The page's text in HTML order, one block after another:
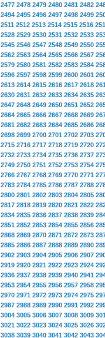
2477 2478 2479 2480 2481 2482
2494 2495 2496 2497 2498 2499
2511 2512 2513 2514 2515 2516
2528 2529 2530 2531 2532 2533
2545 2546 2547 2548 2549 2550
2562 2563 2564 2565 2566 2567
2579 2580 2581 2582 2583 2584
2596 2597 2598 2599 2600 2601
2613 2614 2615 2616 2617 2618
2630 2631 2632 2633 2634 2635
2647 2648 2649 2650 2651 2652
2664 2665 2666 2667 2668 2669
2681 2682 2683 2684 2685 2686
2698 2699 2700 2701 2702 2703
2715 2716 2717 2718 2719 2720
2732 2733 2734 2735 2736 2737
2749 2750 2751 2752 2753 2754
2766 2767 2768 2769 2770 2771
2783 2784 2785 2786 2787 2788
2800 2801 2802 2803 2804 2805
2817 2818 2819 2820 2821 2822
2834 2835 2836 2837 2838 2839
2851 2852 2853 2854 2855 2856
2868 2869 2870 2871 2872 2873
2885 2886 2887 2888 2889 2890
2902 2903 2904 2905 2906 2907
2919 2920 2921 2922 2923 2924
2936 2937 2938 2939 2940 2941
2953 2954 2955 2956 2957 2958
2970 2971 2972 2973 2974 2975
2987 2988 2989 2990 2991 2992
3004 3005 3006 3007 3008 3009
3021 3022 3023 3024 3025 3026
3038 3039 3040 3041 3042 3043